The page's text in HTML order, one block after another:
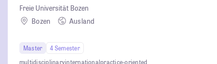
Freie Universität Bozen
Bozen
Ausland
Master
4 Semester
multidisciplinaryinternationalpractice-oriented